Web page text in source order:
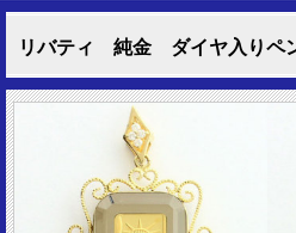
リバティ 純金 ダイヤ入りペ